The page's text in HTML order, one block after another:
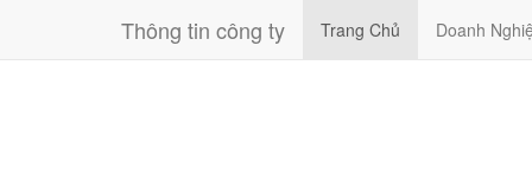
Thông tin công ty Trang Chủ Doanh